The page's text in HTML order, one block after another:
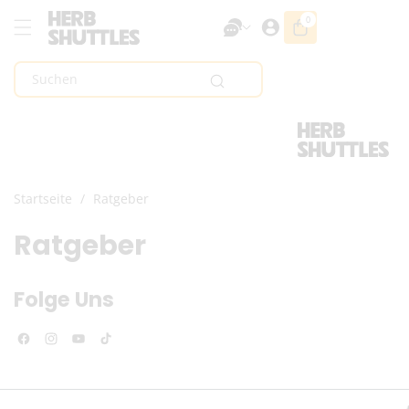
Springen
Suchen
0
0
Artikel
Startseite / Ratgeber
Ratgeber
Folge Uns